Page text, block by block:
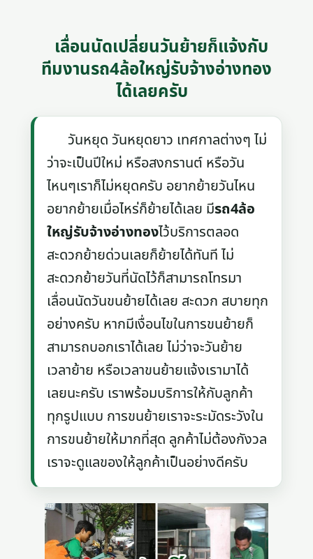
เลื่อนนัดเปลี่ยนวันย้ายก็แจ้งกับ
ทีมงานรถ4ล้อใหญ่รับจ้างอ่างทอง
ได้เลยครับ
วันหยุด วันหยุดยาว เทศกาลต่างๆ ไม่
ว่าจะเป็นปีใหม่ หรือสงกรานต์ หรือวัน
ไหนๆเราก็ไม่หยุดครับ อยากย้ายวันไหน
อยากย้ายเมื่อไหร่ก็ย้ายได้เลย มีรถ4ล้อ
ใหญ่รับจ้างอ่างทองไว้บริการตลอด
สะดวกย้ายด่วนเลยก็ย้ายได้ทันที ไม่
สะดวกย้ายวันที่นัดไว้ก็สามารถโทรมา
เลื่อนนัดวันขนย้ายได้เลย สะดวก สบายทุก
อย่างครับ หากมีเงื่อนไขในการขนย้ายก็
สามารถบอกเราได้เลย ไม่ว่าจะวันย้าย
เวลาย้าย หรือเวลาขนย้ายแจ้งเรามาได้
เลยนะครับ เราพร้อมบริการให้กับลูกค้า
ทุกรูปแบบ การขนย้ายเราจะระมัดระวังใน
การขนย้ายให้มากที่สุด ลูกค้าไม่ต้องกังวล
เราจะดูแลของให้ลูกค้าเป็นอย่างดีครับ